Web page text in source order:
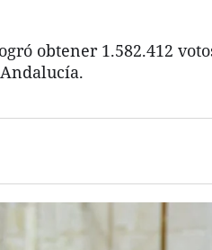
obtener 1.582.412